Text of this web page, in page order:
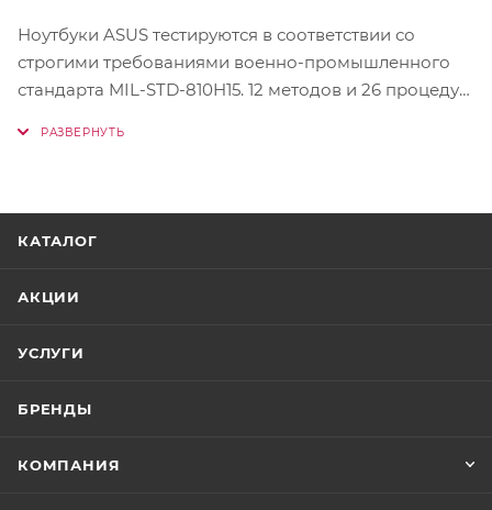
Ноутбуки ASUS тестируются в соответствии со
строгими требованиями военно-промышленного
стандарта MIL-STD-810H15. 12 методов и 26 процедур
КАТАЛОГ
АКЦИИ
УСЛУГИ
БРЕНДЫ
КОМПАНИЯ